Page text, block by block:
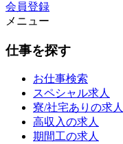
会員登録
メニュー
仕事を探す
お仕事検索
スペシャル求人
寮/社宅ありの求人
高収入の求人
期間工の求人